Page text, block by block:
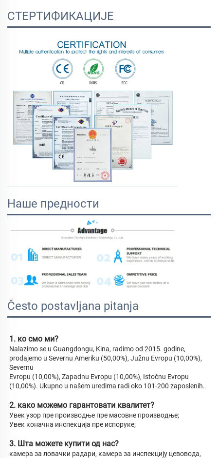
СТЕРТИФИКАЦИЈЕ
Наше предности
Često postavljana pitanja
1. ко смо ми?
Nalazimo se u Guangdongu, Kina, radimo od 2015. godine,
prodajemo u Severnu Ameriku (50,00%), Južnu Evropu (10,00%),
Severnu
Evropu (10,00%), Zapadnu Evropu (10,00%), Istočnu Evropu
(10,00%). Ukupno u našem uredima radi oko 101-200 zaposlenih.
2. како можемо гарантовати квалитет?
Увек узор пре производње пре масовне производње;
Увек коначна инспекција пре испоруке;
3. Шта можете купити од нас?
камера за ловачки радари, камера за инспекцију цевовода,